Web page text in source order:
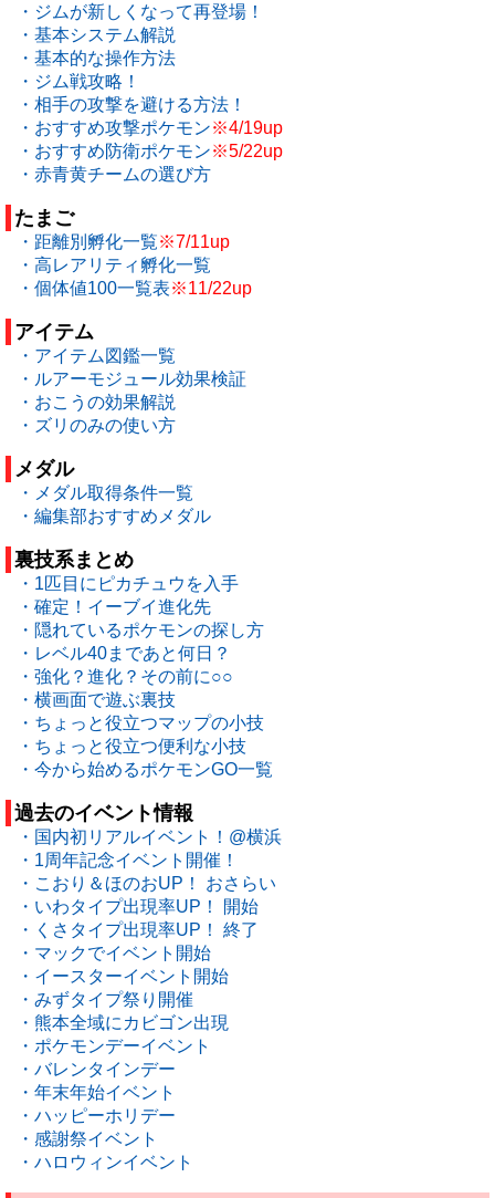
・ジムが新しくなって再登場！
・基本システム解説
・基本的な操作方法
・ジム戦攻略！
・相手の攻撃を避ける方法！
・おすすめ攻撃ポケモン※4/19up
・おすすめ防衛ポケモン※5/22up
・赤青黄チームの選び方
たまご
・距離別孵化一覧※7/11up
・高レアリティ孵化一覧
・個体値100一覧表※11/22up
アイテム
・アイテム図鑑一覧
・ルアーモジュール効果検証
・おこうの効果解説
・ズリのみの使い方
メダル
・メダル取得条件一覧
・編集部おすすめメダル
裏技系まとめ
・1匹目にピカチュウを入手
・確定！イーブイ進化先
・隠れているポケモンの探し方
・レベル40まであと何日？
・強化？進化？その前に○○
・横画面で遊ぶ裏技
・ちょっと役立つマップの小技
・ちょっと役立つ便利な小技
・今から始めるポケモンGO一覧
過去のイベント情報
・国内初リアルイベント！@横浜
・1周年記念イベント開催！
・こおり＆ほのおUP！ おさらい
・いわタイプ出現率UP！ 開始
・くさタイプ出現率UP！ 終了
・マックでイベント開始
・イースターイベント開始
・みずタイプ祭り開催
・熊本全域にカビゴン出現
・ポケモンデーイベント
・バレンタインデー
・年末年始イベント
・ハッピーホリデー
・感謝祭イベント
・ハロウィンイベント